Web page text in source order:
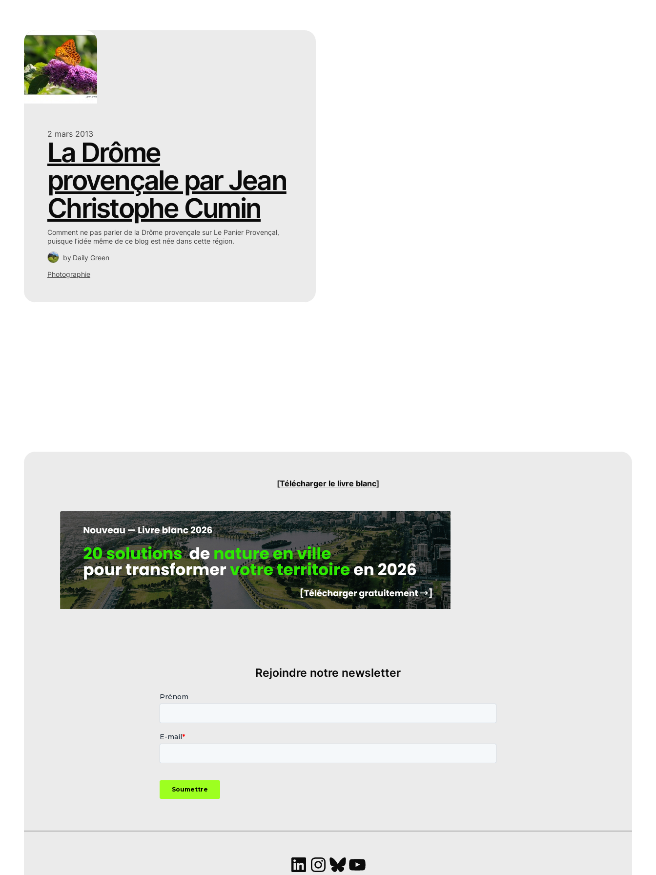
2 mars 2013
La Drôme
provençale par Jean
Christophe Cumin
Comment ne pas parler de la Drôme provençale sur Le Panier Provençal,
puisque l’idée même de ce blog est née dans cette région.
by Daily Green
Photographie
[Télécharger le livre blanc]
Rejoindre notre newsletter
LinkedIn
Instagram
BlueskyYouTube